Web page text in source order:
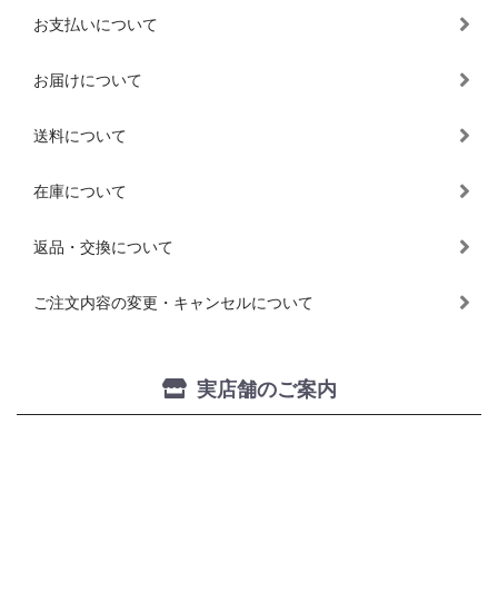
お支払いについて
お届けについて
送料について
在庫について
返品・交換について
ご注文内容の変更・キャンセルについて
実店舗のご案内